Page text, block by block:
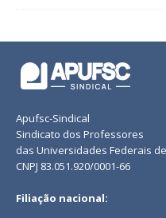
Apufsc-Sindical
Sindicato dos Professores
das Universidades Federais
CNPJ 83.051.920/0001-66
Filiação nacional: